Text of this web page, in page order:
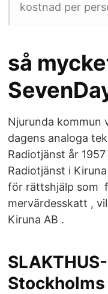
kostnad per
så
Njurunda kommun
dagens analoga
Radiotjänst år
Radiotjänst i
för rättshjälp som
mervärdesskatt ,
Kiruna AB .
Stockholms